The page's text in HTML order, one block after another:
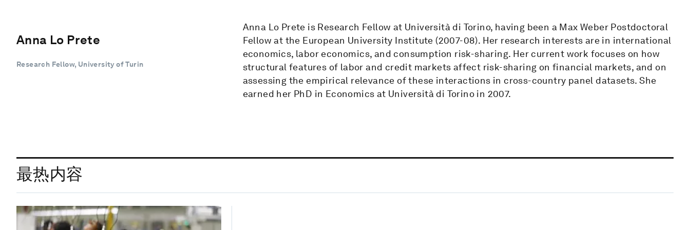
Anna Lo Prete
Research Fellow, University of Turin
Anna Lo Prete is Research Fellow at Università di Torino, having been a Max Weber Postdoctoral
Fellow at the European University Institute (2007-08). Her research interests are in international
economics, labor economics, and consumption risk-sharing. Her current work focuses on how
structural features of labor and credit markets affect risk-sharing on financial markets, and on
assessing the empirical relevance of these interactions in cross-country panel datasets. She
earned her PhD in Economics at Università di Torino in 2007.
最热内容